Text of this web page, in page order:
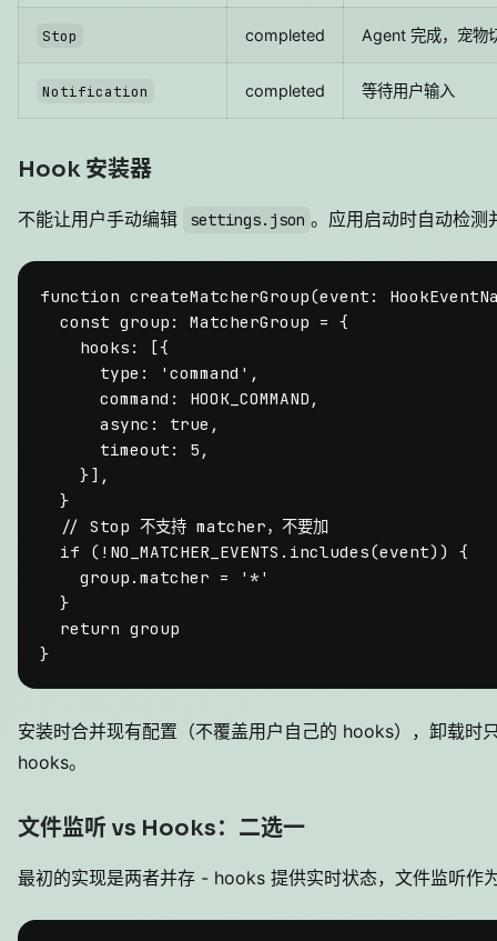
Stop completed Agent 完成，宠物
Notification completed 等待用户输入
Hook 安装器
不能让用户手动编辑 settings.json 。应用启动时自动检
function createMatcherGroup(event :
const group : MatcherGroup = {
hooks : [{
type : 'command' ,
command : HOOK_COMMAND ,
async : true ,
timeout : 5 ,
    }],
  }
// Stop 不支持 matcher，不要加
if (! NO_MATCHER_EVENTS . includes(event)) {
    group.
matcher =
'*'
  }
return group
安装时合并现有配置（不覆盖用户自己的 hooks），卸载
hooks。
文件监听 vs Hooks：二选一
最初的实现是两者并存 - hooks 提供实时状态，文件监听作